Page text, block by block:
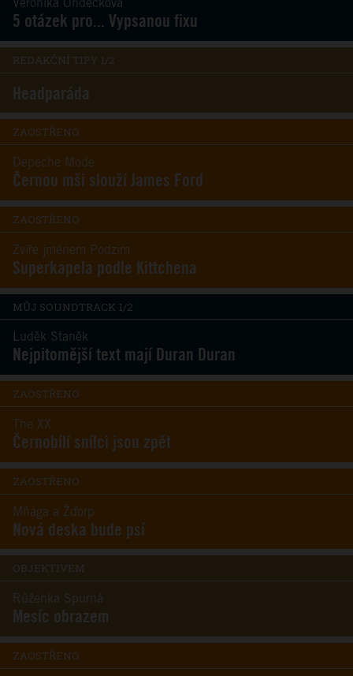
Veronika Ondečková
5 otázek pro... Vypsanou fixu
REDAKČNÍ TIPY 1/2
Headparáda
ZAOSTŘENO
Depeche Mode
Černou mši slouží James Ford
ZAOSTŘENO
Zvíře jménem Podzim
Superkapela podle Kittchena
MŮJ SOUNDTRACK 1/2
Luděk Staněk
Nejpitomější text mají Duran Duran
ZAOSTŘENO
The XX
Černobílí snílci jsou zpět
ZAOSTŘENO
Mňága a Žďorp
Nová deska bude psí
OBJEKTIVEM
Růženka Spurná
Mesíc obrazem
ZAOSTŘENO